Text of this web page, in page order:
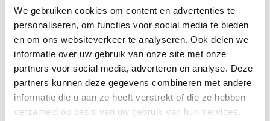
We gebruiken cookies om content en advertenties te
personaliseren, om functies voor social media te bieden
en om ons websiteverkeer te analyseren. Ook delen we
informatie over uw gebruik van onze site met onze
partners voor social media, adverteren en analyse. Deze
partners kunnen deze gegevens combineren met andere
informatie die u aan ze heeft verstrekt of die ze hebben
verzameld op basis van uw gebruik van hun services.